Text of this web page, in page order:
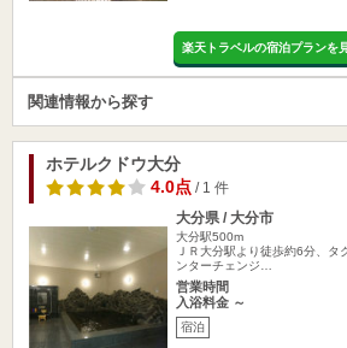
楽天トラベルの宿泊プランを
関連情報から探す
ホテルクドウ大分
4.0点/ 1 件
大分県 / 大分市
大分駅500m
ＪＲ大分駅より徒歩約6分、タ
ンターチェンジ…
営業時間
入浴料金 ～
宿泊